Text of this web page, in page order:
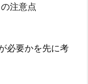
注意点
必要かを先に考